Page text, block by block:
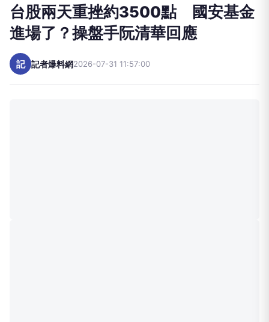
記 記者爆料網 2026-07-31 11:57:00